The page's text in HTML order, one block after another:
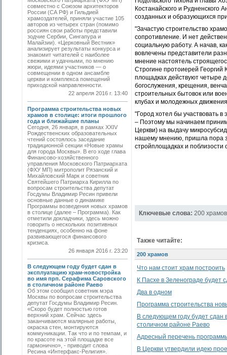
совместно с Союзом архитекторов
России (СА РФ) и Гильдией
храмоздателей, приняли участие 105
авторов из четырех стран (помимо
россиян свои работы представили
зодчие Сербии, Сингапура и
Малайзии). «Церковный Вестник»
анализирует результаты конкурса и
знакомит читателей с наиболее
свежими и удачными, по мнению
жюри, идеями участников — о
совмещении в одном ансамбле
церкви и комплекса помещений
приходской направленности.
22 апреля 2016 г. 13:40
Программа строительства новых
храмов в столице: итоги прошлого
года и ближайшие планы
Сегодня, 26 января, в рамках XXIV
Рождественских образовательных
чтений состоялось заседание
традиционной секции «Новые храмы
для города Москвы». В его ходе глава
Финансово-хозяйственного
управления Московского Патриархата
(ФХУ МП) митрополит Рязанский и
Михайловский Марк и советник
Святейшего Патриарха Кирилла по
вопросам строительства депутат
Госдумы Владимир Ресин привели
основные данные о динамике
Программы возведения новых храмов
в столице (далее – Программа). Как
отметили докладчики, здесь можно
говорить о нескольких позитивных
тенденциях, особенно на фоне
развивающегося финансового
кризиса.
26 января 2016 г. 23:20
В следующем году будет сдан в
эксплуатацию храм-новостройка
во имя прп. Серафима Саровского
в столичном районе Раево
Об этом сообщил советник мэра
Москвы по вопросам строительства
депутат Госдумы Владимир Ресин.
«Скоро будет полностью готов
верхний храм. Сейчас здесь
заканчиваются малярные работы,
окраска стен, монтируются
коммуникации. Так что и по темпам, и
по красоте на этой площадке все
гармонично», - приводит слова
Ресина «Интерфакс-Религия».
Костанайского и Рудненского
созданных и образующихся
"Зачастую строительство
сопротивление. И нет
социальную работу. А начав,
вовлечены представители
мнение настоятель
Строгине протоиерей
площадках действуют четыре
богослужения, крещения,
строительных бытовок или
клубах и молодежных
"Город хотел бы участвовать
– Поэтому мы начинаем
Церкви) на выдачу
нашему мнению, пришла пора
стройплощадках и поблизости
Ключевые слова: 200 храмов
Также читайте:
200 храмов
Что нам стоит храм построить
К Пасхе в Зеленограде будет
Два в одном
Программа строительства
В следующем году будет сдан
столичном районе Раево
Адресный перечень
В Церкви утвердили идею